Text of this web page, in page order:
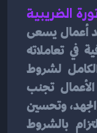
الضريبية